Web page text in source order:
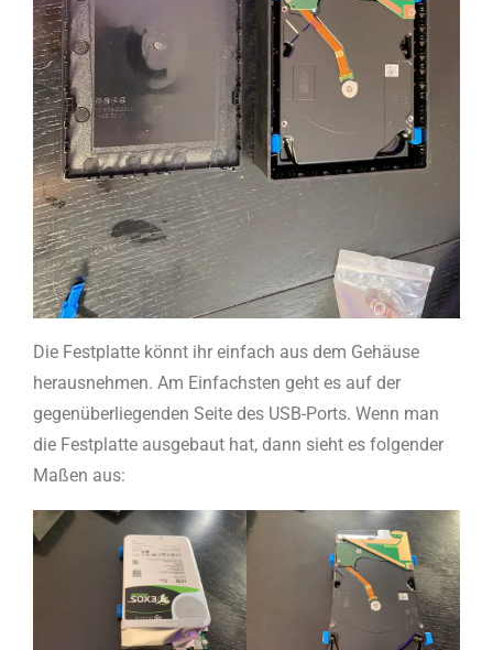
Die Festplatte könnt ihr einfach aus dem Gehäuse
herausnehmen. Am Einfachsten geht es auf der
gegenüberliegenden Seite des USB-Ports. Wenn man
die Festplatte ausgebaut hat, dann sieht es folgender
Maßen aus: